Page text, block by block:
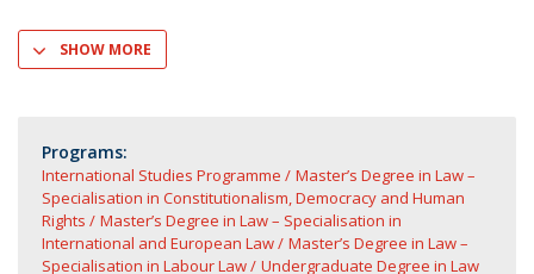
SHOW MORE
Programs:
International Studies Programme
Master’s Degree in Law –
Specialisation in Constitutionalism, Democracy and Human
Rights
Master’s Degree in Law – Specialisation in
International and European Law
Master’s Degree in Law –
Specialisation in Labour Law
Undergraduate Degree in Law